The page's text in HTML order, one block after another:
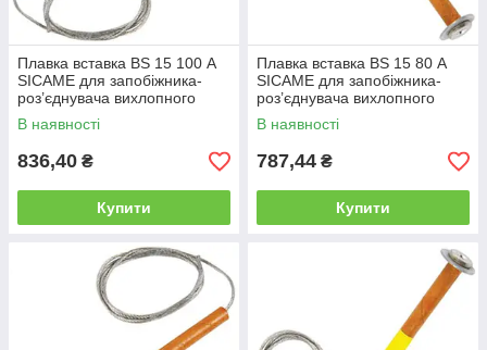
Плавка вставка BS 15 100 А
SICAME для запобіжника-
роз’єднувача вихлопного
типу, нитка запобіжника
В наявності
836,40 ₴
Купити
Плавка вставка BS 15 80 А
SICAME для запобіжника-
роз’єднувача вихлопного
типу, нитка запобіжника
В наявності
787,44 ₴
Купити